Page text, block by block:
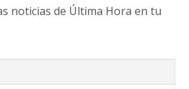
noticias de Última Hora en tu